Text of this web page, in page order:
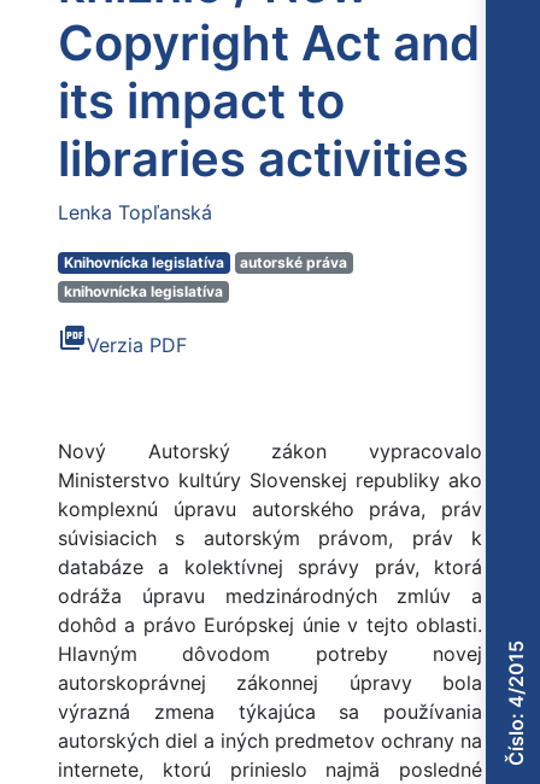
Copyright Act and
its impact to
libraries activities
Lenka Topľanská
Knihovnícka legislatíva
autorské práva
knihovnícka legislatíva
picture_as_pdfVerzia PDF
Nový Autorský zákon vypracovalo
Ministerstvo kultúry Slovenskej republiky ako
komplexnú úpravu autorského práva, práv
súvisiacich s autorským právom, práv k
databáze a kolektívnej správy práv, ktorá
odráža úpravu medzinárodných zmlúv a
dohôd a právo Európskej únie v tejto oblasti.
Hlavným dôvodom potreby novej
autorskoprávnej zákonnej úpravy bola
výrazná zmena týkajúca sa používania
autorských diel a iných predmetov ochrany na
internete, ktorú prinieslo najmä posledné
Číslo: 4/2015